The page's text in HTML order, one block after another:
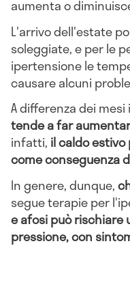
aumenta o
L'arrivo dell'estate
soleggiate, e per le
ipertensione le
causare alcuni
A differenza dei
tende a far
infatti, il caldo
come conseguenza
In genere, dunque,
segue terapie per
e afosi può rischiare
pressione, con